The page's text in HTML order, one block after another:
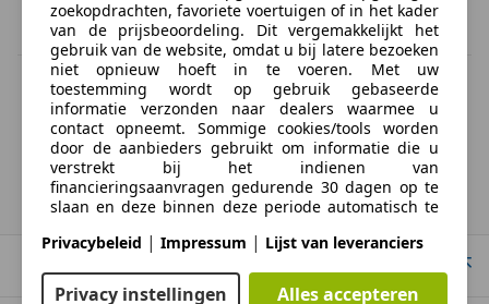
BTW verrekenbaar
Specificatie van de fabrikant voor nieuwe voertuigen. Afhankelijk van de
kilometerstand, het rijgedrag, de leeftijd van de batterij en het
laadgedrag, kan de radius van occasies aanzienlijk variëren.
Porsche 914
zoekopdrachten, favoriete voertuigen of in het kader
van de prijsbeoordeling. Dit vergemakkelijkt het
gebruik van de website, omdat u bij latere bezoeken
niet opnieuw hoeft in te voeren. Met uw
toestemming wordt op gebruik gebaseerde
informatie verzonden naar dealers waarmee u
contact opneemt. Sommige cookies/tools worden
door de aanbieders gebruikt om informatie die u
verstrekt bij het indienen van
financieringsaanvragen gedurende 30 dagen op te
slaan en deze binnen deze periode automatisch te
te vullen. Zonder het gebruik van dergelijke
geheel of gedeeltelijk niet worden gebruikt.
Privacybeleid | Impressum | Lijst van leveranciers
Privacy instellingen Alles accepteren